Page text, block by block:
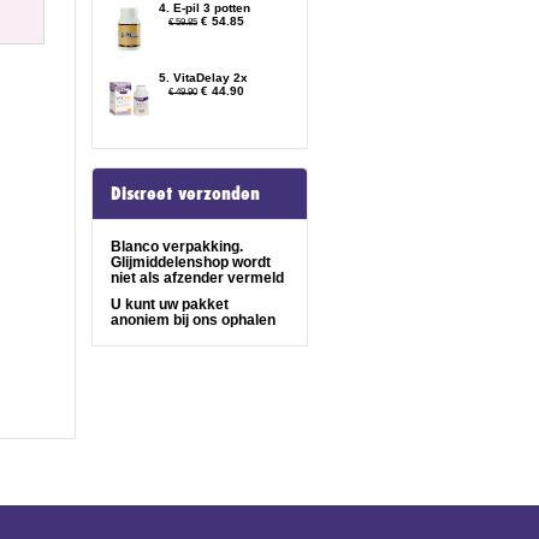
4. E-pil 3 potten
€ 59.85 € 54.85
5. VitaDelay 2x
€ 49.90 € 44.90
Discreet verzonden
Blanco verpakking.
Glijmiddelenshop wordt
niet als afzender vermeld
U kunt uw pakket
anoniem bij ons ophalen